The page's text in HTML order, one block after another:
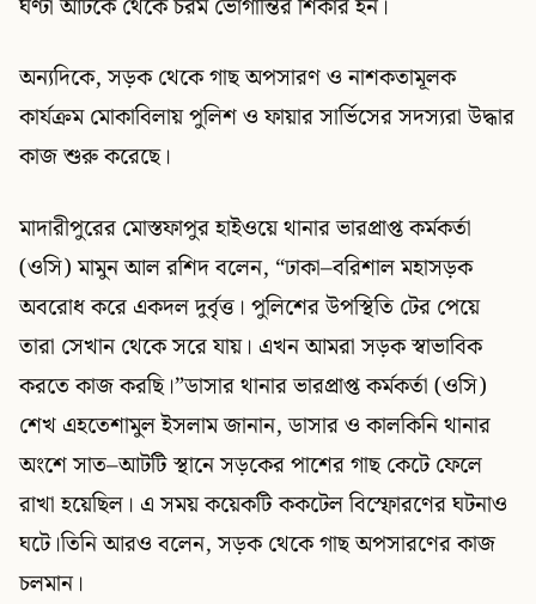
অন্যদিকে, সড়ক থেকে গাছ অপসারণ ও নাশকতামূলক
কার্যক্রম মোকাবিলায় পুলিশ ও ফায়ার সার্ভিসের সদস্যরা উদ্ধার
কাজ শুরু করেছে।
মাদারীপুরের মোস্তফাপুর হাইওয়ে থানার ভারপ্রাপ্ত কর্মকর্তা
(ওসি) মামুন আল রশিদ বলেন, “ঢাকা–বরিশাল মহাসড়ক
অবরোধ করে একদল দুর্বৃত্ত। পুলিশের উপস্থিতি টের পেয়ে
তারা সেখান থেকে সরে যায়। এখন আমরা সড়ক স্বাভাবিক
করতে কাজ করছি।”ডাসার থানার ভারপ্রাপ্ত কর্মকর্তা (ওসি)
শেখ এহতেশামুল ইসলাম জানান, ডাসার ও কালকিনি থানার
অংশে সাত–আটটি স্থানে সড়কের পাশের গাছ কেটে ফেলে
রাখা হয়েছিল। এ সময় কয়েকটি ককটেল বিস্ফোরণের ঘটনাও
ঘটে।তিনি আরও বলেন, সড়ক থেকে গাছ অপসারণের কাজ
চলমান।